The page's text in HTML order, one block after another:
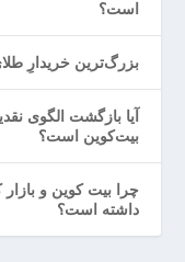
است؟
بزرگ‌ترین خریدارِ
بیت‌کوین است؟
چرا بیت کوین و
داشته است؟